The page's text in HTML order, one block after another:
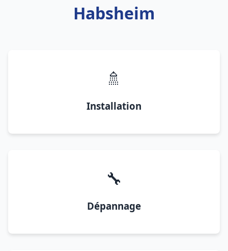
Habsheim
🚿
Installation
🔧
Dépannage